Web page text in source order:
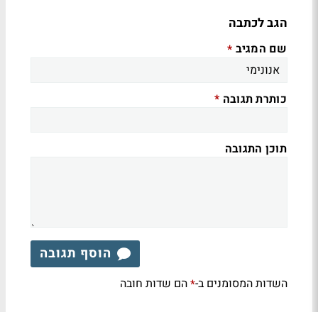
הגב לכתבה
שם המגיב *
כותרת תגובה *
תוכן התגובה
הוסף תגובה
השדות המסומנים ב-*הם שדות חובה